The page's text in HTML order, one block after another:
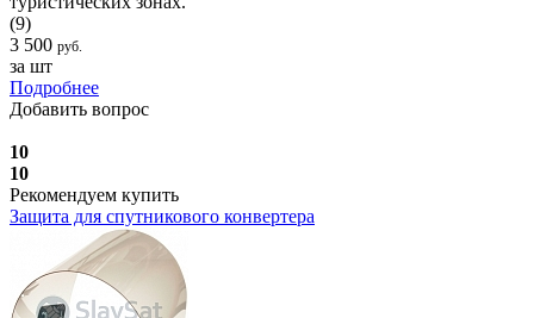
(9)
3 500 руб.
за шт
Подробнее
Добавить вопрос
10
10
Рекомендуем купить
Защита для спутникового конвертера